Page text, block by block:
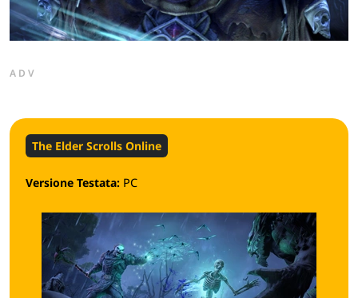
ADV
The Elder Scrolls Online
Versione Testata: PC